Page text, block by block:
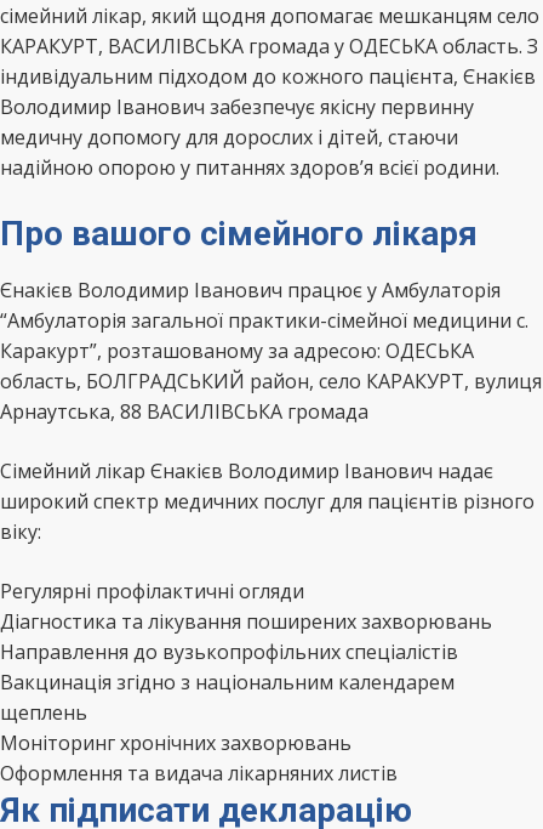
сімейний лікар, який щодня допомагає мешканцям село
КАРАКУРТ, ВАСИЛІВСЬКА громада у ОДЕСЬКА область. З
індивідуальним підходом до кожного пацієнта, Єнакієв
Володимир Іванович забезпечує якісну первинну
медичну допомогу для дорослих і дітей, стаючи
надійною опорою у питаннях здоров’я всієї родини.
Про вашого сімейного лікаря
Єнакієв Володимир Іванович працює у Амбулаторія
“Амбулаторія загальної практики-сімейної медицини с.
Каракурт”, розташованому за адресою: ОДЕСЬКА
область, БОЛГРАДСЬКИЙ район, село КАРАКУРТ, вулиця
Арнаутська, 88 ВАСИЛІВСЬКА громада
Сімейний лікар Єнакієв Володимир Іванович надає
широкий спектр медичних послуг для пацієнтів різного
віку:
Регулярні профілактичні огляди
Діагностика та лікування поширених захворювань
Направлення до вузькопрофільних спеціалістів
Вакцинація згідно з національним календарем
щеплень
Моніторинг хронічних захворювань
Оформлення та видача лікарняних листів
Як підписати декларацію